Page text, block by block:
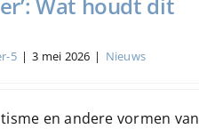
5 | 3 mei 2026 | Nieuws
en andere vormen van